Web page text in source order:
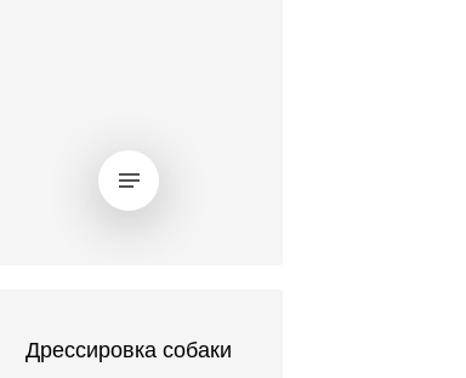
Дрессировка собаки